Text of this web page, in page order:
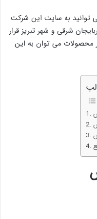
توانید به سایت این شرکت
شرقی و شهر تبریز قرار
محصولات می توان به این